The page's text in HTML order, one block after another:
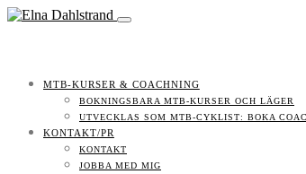
MTB-KURSER & COACHNING
BOKNINGSBARA MTB-KURSER OCH LÄGER
UTVECKLAS SOM MTB-CYKLIST: BOKA
KONTAKT/PR
KONTAKT
JOBBA MED MIG